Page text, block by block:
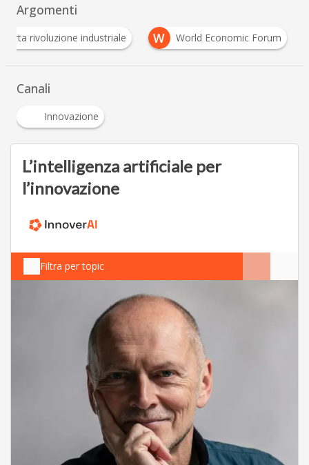
Argomenti
Q
quarta rivoluzione industriale W World Economic
Canali
Innovazione
L’intelligenza artificiale per
l’innovazione
Filtra per topic